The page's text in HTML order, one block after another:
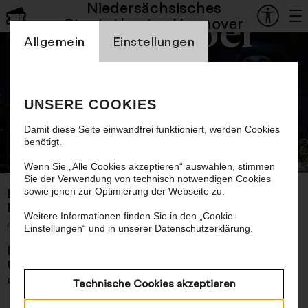
Einstellung Cookienbanner
Allgemein
Einstellungen
UNSERE COOKIES
Damit diese Seite einwandfrei funktioniert, werden Cookies
benötigt.
Wenn Sie „Alle Cookies akzeptieren“ auswählen, stimmen
Sie der Verwendung von technisch notwendigen Cookies
sowie jenen zur Optimierung der Webseite zu.
Weitere Informationen finden Sie in den „Cookie-
Einstellungen“ und in unserer Datenschutzerklärung
Technische Cookies akzeptieren
Niedersächsisches
Staatstheater Hannover
Staatsoper
Komische Oper von Gioachino Rossini
Libretto von Cesare Sterbini nach Pierre-
Augustin Caron de Beaumarchais
Italienisch mit deutschen und englischen
Übertiteln
ca. 3 Stunden, eine Pause